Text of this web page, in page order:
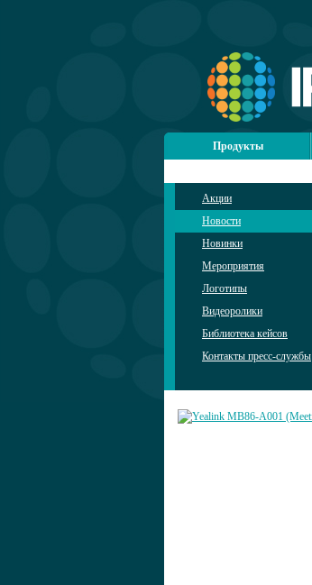
Продукты
Акции
Новости
Новинки
Мероприятия
Логотипы
Видеоролики
Библиотека кейсов
Контакты пресс-службы